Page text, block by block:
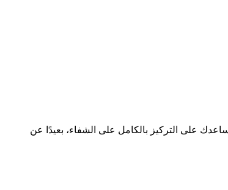
على التركيز بالكامل على الشفاء، بعيدًا عن